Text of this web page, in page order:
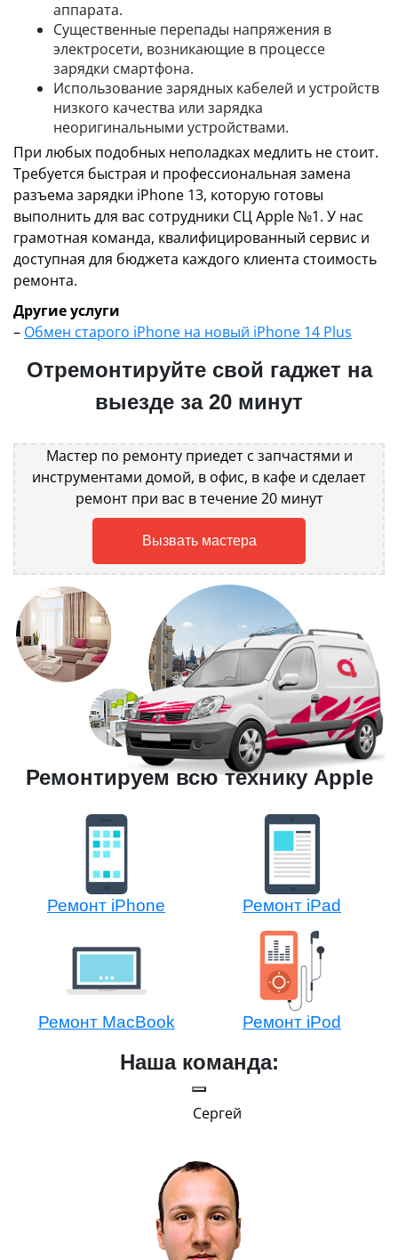
аппарата.
Существенные перепады напряжения в
электросети, возникающие в процессе
зарядки смартфона.
Использование зарядных кабелей и устройств
низкого качества или зарядка
неоригинальными устройствами.
При любых подобных неполадках медлить не стоит.
Требуется быстрая и профессиональная замена
разъема зарядки iPhone 13, которую готовы
выполнить для вас сотрудники СЦ Apple №1. У нас
грамотная команда, квалифицированный сервис и
доступная для бюджета каждого клиента стоимость
ремонта.
Другие услуги
– Обмен старого iPhone на новый iPhone 14 Plus
Отремонтируйте свой гаджет на
выезде за 20 минут
Мастер по ремонту приедет с запчастями и
инструментами домой, в офис, в кафе и сделает
ремонт при вас в течение 20 минут
Вызвать мастера
Ремонтируем всю технику Apple
Ремонт iPhone Ремонт iPad
Ремонт MacBook Ремонт iPod
Наша команда:
Сергей